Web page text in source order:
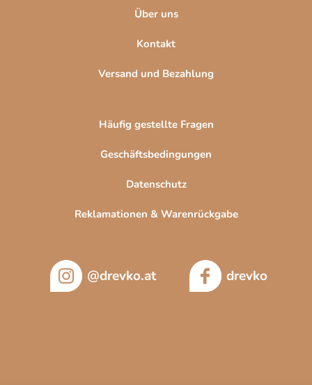
Über uns
Kontakt
Versand und Bezahlung
Häufig gestellte Fragen
Geschäftsbedingungen
Datenschutz
Reklamationen & Warenrückgabe
@drevko.at drevko